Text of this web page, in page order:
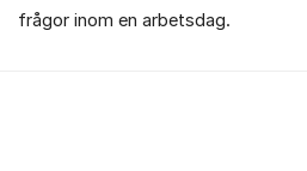
frågor inom en arbetsdag.